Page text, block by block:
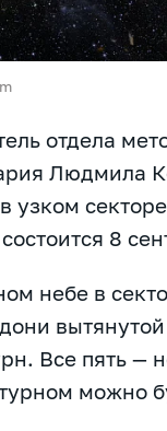
отдела
Людмила
узком
8
небе в
Все пять —
можно